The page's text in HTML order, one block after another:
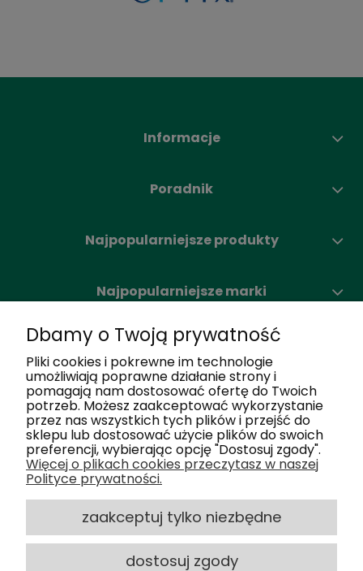
Informacje
Poradnik
Najpopularniejsze produkty
Najpopularniejsze marki
Moje konto
Nasze salony
Dlaczego my
Obsługa klienta
Dbamy o Twoją prywatność
Pliki cookies i pokrewne im technologie
umożliwiają poprawne działanie strony i
pomagają nam dostosować ofertę do Twoich
potrzeb. Możesz zaakceptować wykorzystanie
przez nas wszystkich tych plików i przejść do
sklepu lub dostosować użycie plików do swoich
preferencji, wybierając opcję "Dostosuj zgody".
Więcej o plikach cookies przeczytasz w naszej
Polityce prywatności.
zaakceptuj tylko niezbędne
dostosuj zgody